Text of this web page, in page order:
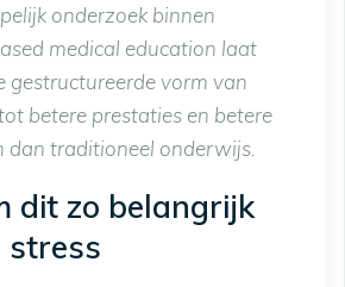
onderzoek binnen
medical education laat
gestructureerde vorm van
betere prestaties en betere
dan traditioneel onderwijs.
dit zo belangrijk
stress